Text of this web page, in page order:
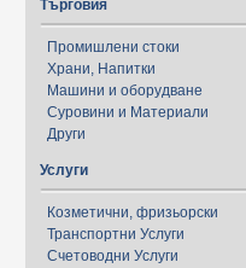
Търговия
Промишлени стоки
Храни, Напитки
Машини и оборудване
Суровини и Материали
Други
Услуги
Козметични, фризьорски
Транспортни Услуги
Счетоводни Услуги